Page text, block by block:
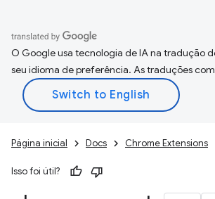
O Google usa tecnologia de IA na tradução
seu idioma de preferência. As traduções
Página inicial Docs Chrome Extensions
Isso foi útil?